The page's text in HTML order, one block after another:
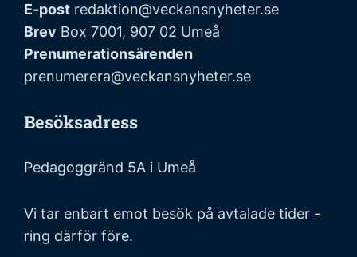
E-post redaktion@veckansnyheter.se
Brev Box 7001, 907 02 Umeå
Prenumerationsärenden
prenumerera@veckansnyheter.se
Besöksadress
Pedagoggränd 5A i Umeå
Vi tar enbart emot besök på avtalade tider -
ring därför före.